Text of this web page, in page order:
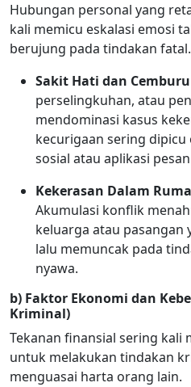
Hubungan personal yang
kali memicu eskalasi emosi
berujung pada tindakan fatal.
Sakit Hati dan
perselingkuhan, atau
mendominasi kasus
kecurigaan sering
sosial atau aplikasi
Kekerasan Dalam
Akumulasi konflik
keluarga atau pasangan
lalu memuncak pada
nyawa.
b) Faktor Ekonomi dan
Kriminal)
Tekanan finansial sering kali
untuk melakukan tindakan
menguasai harta orang lain.